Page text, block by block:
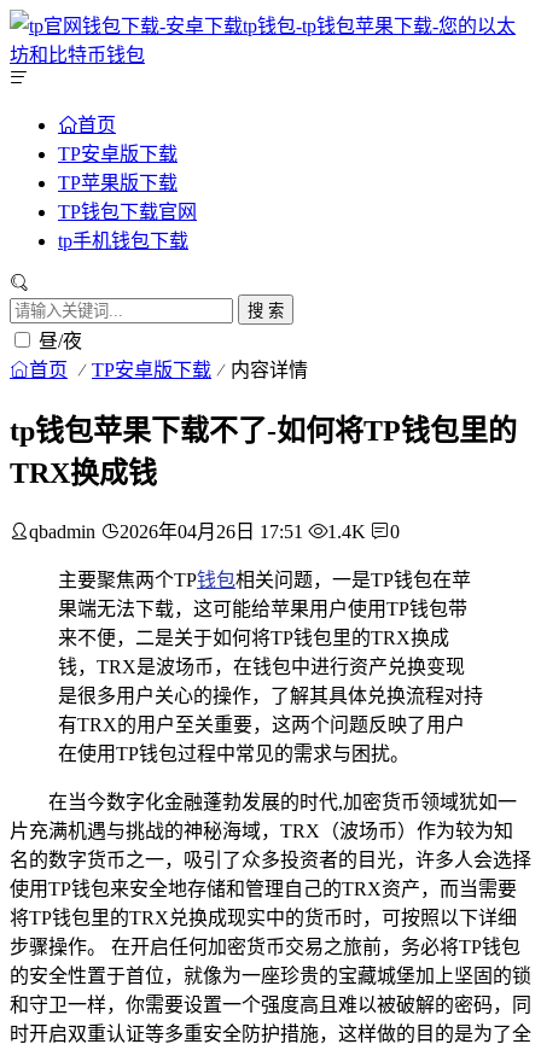
首页
TP安卓版下载
TP苹果版下载
TP钱包下载官网
tp手机钱包下载
搜 索
昼/夜
首页 TP安卓版下载 内容详情
tp钱包苹果下载不了-如何将TP钱包里的
TRX换成钱
qbadmin 2026年04月26日 17:51 1.4K 0
主要聚焦两个TP钱包相关问题，一是TP钱包在苹
果端无法下载，这可能给苹果用户使用TP钱包带
来不便，二是关于如何将TP钱包里的TRX换成
钱，TRX是波场币，在钱包中进行资产兑换变现
是很多用户关心的操作，了解其具体兑换流程对持
有TRX的用户至关重要，这两个问题反映了用户
在使用TP钱包过程中常见的需求与困扰。
在当今数字化金融蓬勃发展的时代,加密货币领域犹如一
片充满机遇与挑战的神秘海域，TRX（波场币）作为较为知
名的数字货币之一，吸引了众多投资者的目光，许多人会选择
使用TP钱包来安全地存储和管理自己的TRX资产，而当需要
将TP钱包里的TRX兑换成现实中的货币时，可按照以下详细
步骤操作。 在开启任何加密货币交易之旅前，务必将TP钱包
的安全性置于首位，就像为一座珍贵的宝藏城堡加上坚固的锁
和守卫一样，你需要设置一个强度高且难以被破解的密码，同
时开启双重认证等多重安全防护措施，这样做的目的是为了全